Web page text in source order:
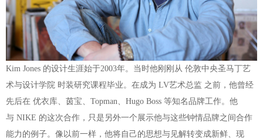
Kim Jones 的设计生涯始于2003年。当时他刚刚从 伦敦中央圣马丁艺
术与设计学院 时装研究课程毕业。在成为 LV艺术总监 之前，他曾经
先后在 优衣库、茵宝、Topman、Hugo Boss 等知名品牌工作。他
与 NIKE 的这次合作，只是另外一个展示他与这些钟情品牌之间合作
能力的例子。像以前一样，他将自己的思想与见解转变成新鲜、现